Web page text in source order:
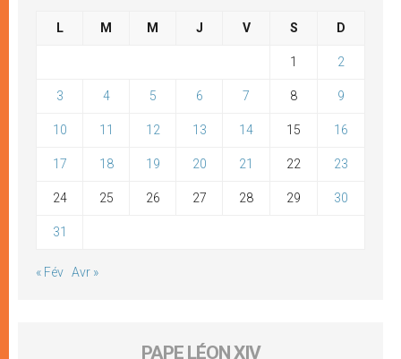
L M M J V S D
1 2
3 4 5 6 7 8 9
10 11 12 13 14 15 16
17 18 19 20 21 22 23
24 25 26 27 28 29 30
31
« Fév Avr »
PAPE LÉON XIV